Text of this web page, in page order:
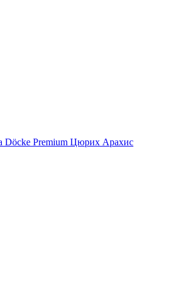
Döcke Premium Цюрих Арахис